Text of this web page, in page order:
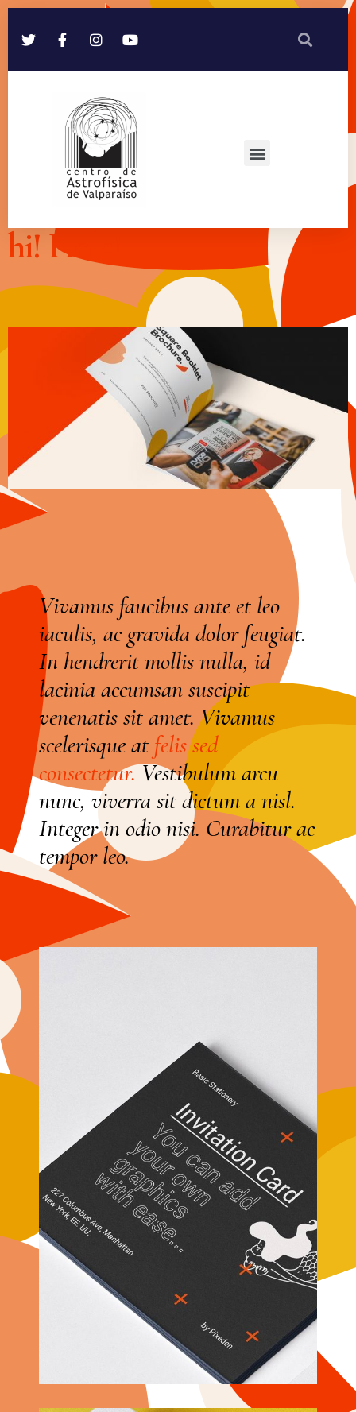
hi! Hola!
Vivamus faucibus ante et leo
iaculis, ac gravida dolor feugiat.
In hendrerit mollis nulla, id
lacinia accumsan suscipit
venenatis sit amet. Vivamus
scelerisque at felissed
consectetur.Vestibulum arcu
nunc, viverra sit dictum a nisl.
Integer in odio nisi. Curabitur ac
tempor leo.